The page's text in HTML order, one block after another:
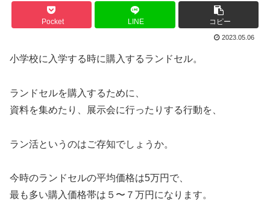
Pocket LINE コピー
2023.05.06
小学校に入学する時に購入するランドセル。
ランドセルを購入するために、
資料を集めたり、展示会に行ったりする行動を、
ラン活というのはご存知でしょうか。
今時のランドセルの平均価格は5万円で、
最も多い購入価格帯は５〜７万円になります。